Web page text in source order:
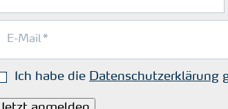
Ich habe die Datenschutzerklärung